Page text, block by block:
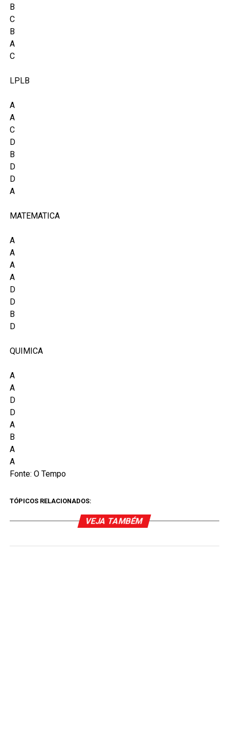
B
C
B
A
C
LPLB
A
A
C
D
B
D
D
A
MATEMATICA
A
A
A
A
D
D
B
D
QUIMICA
A
A
D
D
A
B
A
A
Fonte: O Tempo
TÓPICOS RELACIONADOS:
VEJA TAMBÉM